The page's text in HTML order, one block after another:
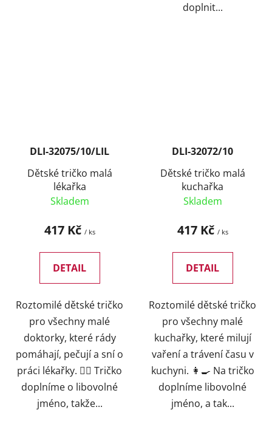
doplnit...
DLI-32075/10/LIL
Dětské tričko malá
lékařka
Skladem
417 Kč / ks
DETAIL
Roztomilé dětské tričko
pro všechny malé
doktorky, které rády
pomáhají, pečují a sní o
práci lékařky. 👩‍⚕️ Tričko
doplníme o libovolné
jméno, takže...
DLI-32072/10
Dětské tričko malá
kuchařka
Skladem
417 Kč / ks
DETAIL
Roztomilé dětské tričko
pro všechny malé
kuchařky, které milují
vaření a trávení času v
kuchyni. 👩‍🍳 Na tričko
doplníme libovolné
jméno, a tak...